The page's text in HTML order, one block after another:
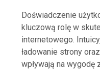
Doświadczenie
kluczową rolę w
internetowego.
ładowanie strony
wpływają na wygodę